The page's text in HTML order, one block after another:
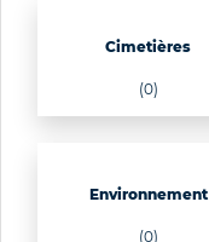
Cimetières
(0)
Environnement
(0)